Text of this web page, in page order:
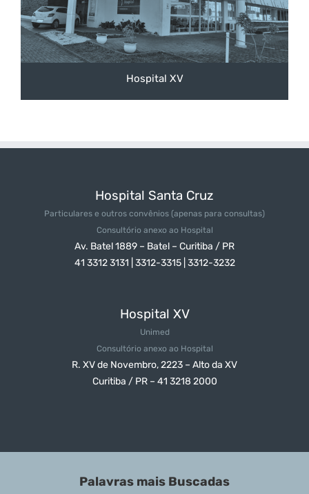
Hospital XV
Hospital Santa Cruz
Particulares e outros convênios (apenas para consultas)
Consultório anexo ao Hospital
Av. Batel 1889 – Batel – Curitiba / PR
41 3312 3131 | 3312-3315 | 3312-3232
Hospital XV
Unimed
Consultório anexo ao Hospital
R. XV de Novembro, 2223 – Alto da XV
Curitiba / PR – 41 3218 2000
Palavras mais Buscadas